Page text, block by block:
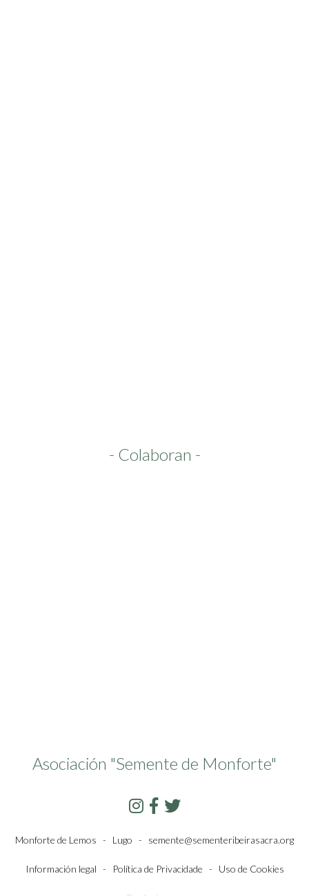
- Colaboran -
Asociación "Semente de Monforte"
Monforte de Lemos - Lugo - semente@sementeribeirasacra.org
Información legal - Política de Privacidade - Uso de Cookies